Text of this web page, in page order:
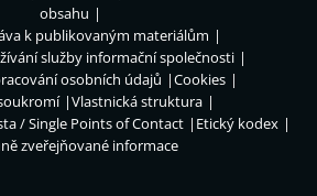
obsahu
k publikovaným materiálům
služby informační společnosti
osobních údajů
Cookies
Vlastnická struktura
/ Single Points of Contact
Etický kodex
zveřejňované informace